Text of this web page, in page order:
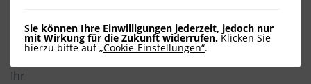
Sie können Ihre Einwilligungen jederzeit, jedoch nur
mit Wirkung für die Zukunft widerrufen. Klicken Sie
hierzu bitte auf„Cookie-Einstellungen“.
Aus Chicago
Ihr